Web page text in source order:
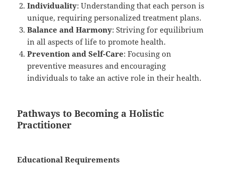
Individuality: Understanding that each person is
unique, requiring personalized treatment plans.
Balance and Harmony: Striving for equilibrium
in all aspects of life to promote health.
Prevention and Self-Care: Focusing on
preventive measures and encouraging
individuals to take an active role in their health.
Pathways to Becoming a Holistic
Practitioner
Educational Requirements